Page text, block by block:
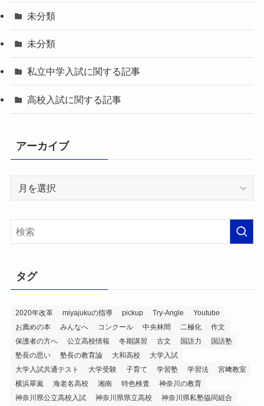
未分類
未分類
私立中学入試に関する記事
高校入試に関する記事
アーカイブ
イ
ブ
タグ
2020年改革 miyajukuの指導 pickup Try-Angle
Youtube
お薦めの本
みんなへ コンクール 中央林間 二極化
作文
保護者の方へ
公立高校情報 冬期講習 古文 国語力
国語塾
塾長の思い
塾長の教育論 大和高校
大学入試
大学入試共通テスト
大学受験 子育て 学習塾 学習法
宮﨑教室
横浜翠嵐
海老名高校 湘南 特色検査
神奈川の教育
神奈川県公立高校入試
神奈川県県立高校 神奈川県私塾協同組合